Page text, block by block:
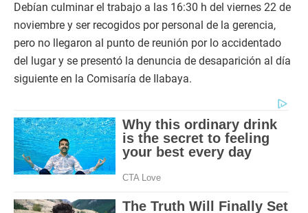
Debían culminar el trabajo a las 16:30 h del viernes 22 de
noviembre y ser recogidos por personal de la gerencia,
pero no llegaron al punto de reunión por lo accidentado
del lugar y se presentó la denuncia de desaparición al día
siguiente en la Comisaría de Ilabaya.